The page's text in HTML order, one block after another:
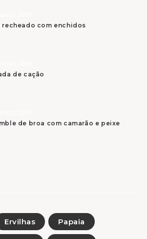
recheado com enchidos
de cação
de broa com camarão e peixe
Ervilhas Papaia